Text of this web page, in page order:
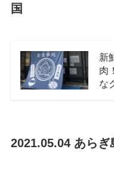
国
新
肉
な
2021.05.04 あらぎ